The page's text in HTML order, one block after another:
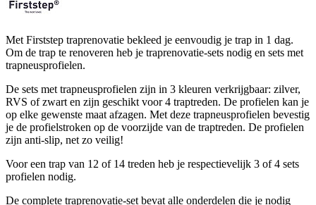
Met Firststep traprenovatie bekleed je eenvoudig je trap in 1 dag.
Om de trap te renoveren heb je traprenovatie-sets nodig en sets met
trapneusprofielen.
De sets met trapneusprofielen zijn in 3 kleuren verkrijgbaar: zilver,
RVS of zwart en zijn geschikt voor 4 traptreden. De profielen kan je
op elke gewenste maat afzagen. Met deze trapneusprofielen bevestig
je de profielstroken op de voorzijde van de traptreden. De profielen
zijn anti-slip, net zo veilig!
Voor een trap van 12 of 14 treden heb je respectievelijk 3 of 4 sets
profielen nodig.
De complete traprenovatie-set bevat alle onderdelen die je nodig